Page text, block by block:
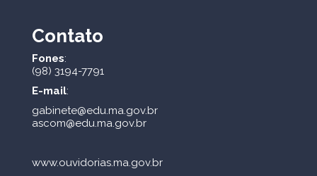
Contato
Fones:
(98) 3194-7791
E-mail:
gabinete@edu.ma.gov.br
ascom@edu.ma.gov.br
www.ouvidorias.ma.gov.br